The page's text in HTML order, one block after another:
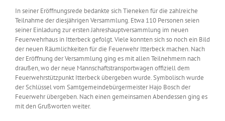
In seiner Eröffnungsrede bedankte sich Tieneken für die zahlreiche
Teilnahme der diesjährigen Versammlung. Etwa 110 Personen seien
seiner Einladung zur ersten Jahreshauptversammlung im neuen
Feuerwehrhaus in Itterbeck gefolgt. Viele konnten sich so noch ein Bild
der neuen Räumlichkeiten für die Feuerwehr Itterbeck machen. Nach
der Eröffnung der Versammlung ging es mit allen Teilnehmern nach
draußen, wo der neue Mannschaftstransportwagen offiziell dem
Feuerwehrstützpunkt Itterbeck übergeben wurde. Symbolisch wurde
der Schlüssel vom Samtgemeindebürgermeister Hajo Bosch der
Feuerwehr übergeben. Nach einen gemeinsamen Abendessen ging es
mit den Grußworten weiter.